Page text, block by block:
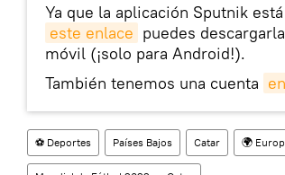
Ya que la aplicación Sputnik
este enlace puedes
móvil (¡solo para Android!).
También tenemos una cuenta
⚽ Deportes Países Bajos Catar 🌍